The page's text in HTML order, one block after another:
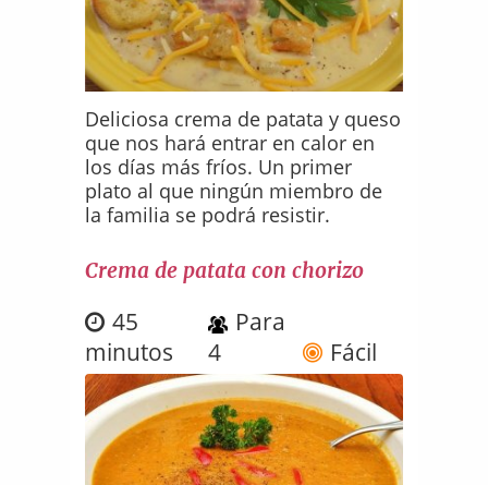
Deliciosa crema de patata y queso
que nos hará entrar en calor en
los días más fríos. Un primer
plato al que ningún miembro de
la familia se podrá resistir.
Crema de patata con chorizo
45
minutos
Para
4
Fácil